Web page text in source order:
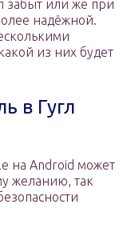
забыт или же при
надёжной.
из них будет
в Гугл
на Android может
желанию, так